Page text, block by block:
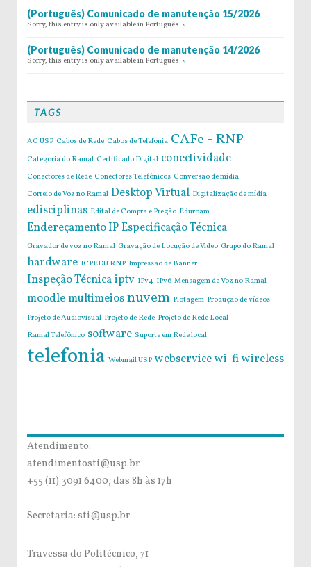
(Português) Comunicado de manutenção 15/2026
Sorry, this entry is only available in Português. »
(Português) Comunicado de manutenção 14/2026
Sorry, this entry is only available in Português. »
TAGS
AC USP Cabos de Rede Cabos de Tefefonia CAFe - RNP
Categoria do Ramal Certificado Digital conectividade
Conectores de Rede Conectores Telefônicos Conversão de mídia
Correio de Voz no Ramal Desktop Virtual Digitalização de mídia
edisciplinas Edital de Compra e Pregão Eduroam
Endereçamento IPEspecificação Técnica
Gravador de voz no Ramal Gravação de Locução de Vídeo Grupo do Ramal
hardware ICPEDU RNP Impressão de Banner
Inspeção Técnicaiptv IPv4 IPv6 Mensagem de Voz no Ramal
moodlemultimeiosnuvem Plotagem Produção de vídeos
Projeto de Audiovisual Projeto de Rede Projeto de Rede Local
Ramal Telefônico software Suporte em Rede local
telefonia Webmail USP webservicewi-fiwireless
Atendimento:
atendimentosti@usp.br
+55 (11) 3091 6400, das 8h às 17h
Secretaria: sti@usp.br
Travessa do Politécnico, 71